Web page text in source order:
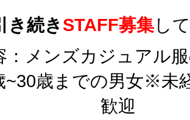
き続きSTAFF募集し
：メンズカジュアル
~30歳までの男女※未
歓迎